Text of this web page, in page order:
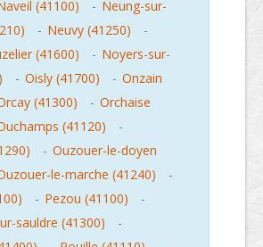
(41100) - Neung-sur-
- Neuvy (41250)
-
(41600)
- Noyers-sur-
- Oisly (41700) - Onzain
(41300) - Orchaise
(41120)
-
- Ouzouer-le-doyen
le-marche (41240)
-
- Pezou (41100)
-
sauldre (41300)
-